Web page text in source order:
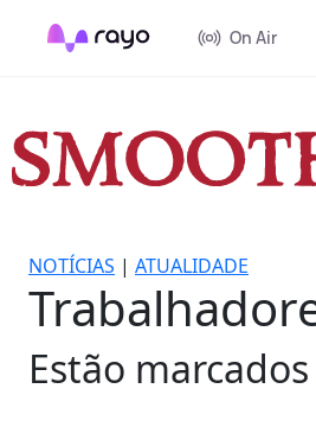
On Air
NOTÍCIAS | ATUALIDADE
Estão